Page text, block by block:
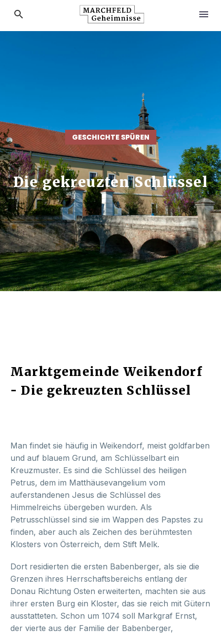
GESCHICHTE SPÜREN
Die gekreuzten Schlüssel
Marktgemeinde Weikendorf
- Die gekreuzten Schlüssel
Man findet sie häufig in Weikendorf, meist goldfarben
und auf blauem Grund, am Schlüsselbart ein
Kreuzmuster. Es sind die Schlüssel des heiligen
Petrus, dem im Matthäusevangelium vom
auferstandenen Jesus die Schlüssel des
Himmelreichs übergeben wurden. Als
Petrusschlüssel sind sie im Wappen des Papstes zu
finden, aber auch als Zeichen des berühmtesten
Klosters von Österreich, dem Stift Melk.
Dort residierten die ersten Babenberger, als sie die
Grenzen ihres Herrschaftsbereichs entlang der
Donau Richtung Osten erweiterten, machten sie aus
ihrer ersten Burg ein Kloster, das sie reich mit Gütern
ausstatteten. Schon um 1074 soll Markgraf Ernst,
der vierte aus der Familie der Babenberger,